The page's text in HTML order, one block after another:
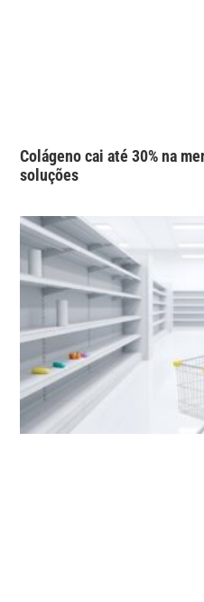
Colágeno cai até 30% na
soluções